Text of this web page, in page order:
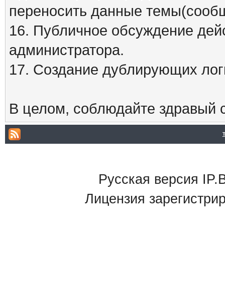
переносить данные
16. Публичное обсуждение
администратора.
17. Создание дублирующих
В целом, соблюдайте здравый
Русская версия
Лицензия